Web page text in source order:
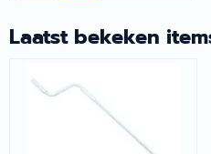
deskundig advies.
Laatst bekeken